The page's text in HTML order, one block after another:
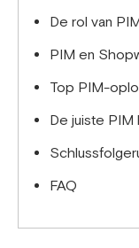
opschalen
kwaliteit of
De rol van
PIM en
Top PIM-
De juiste
FAQ